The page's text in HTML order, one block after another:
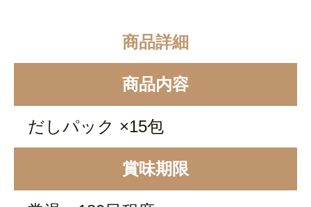
商品詳細
商品内容
だしパック ×15包
賞味期限